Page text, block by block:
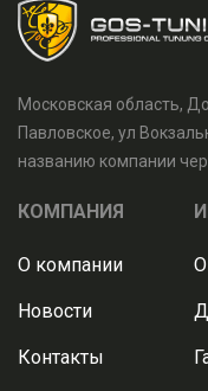
Московская область,
Павловское, ул
названию компании
КОМПАНИЯ
О компании
Новости
Контакты